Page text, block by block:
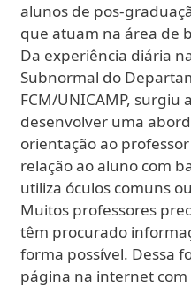
alunos de pos-
que atuam na área de
Da experiência diária
Subnormal do
FCM/UNICAMP, surgiu
desenvolver uma
orientação ao
relação ao aluno com
utiliza óculos comuns
Muitos professores
têm procurado
forma possível. Dessa
página na internet